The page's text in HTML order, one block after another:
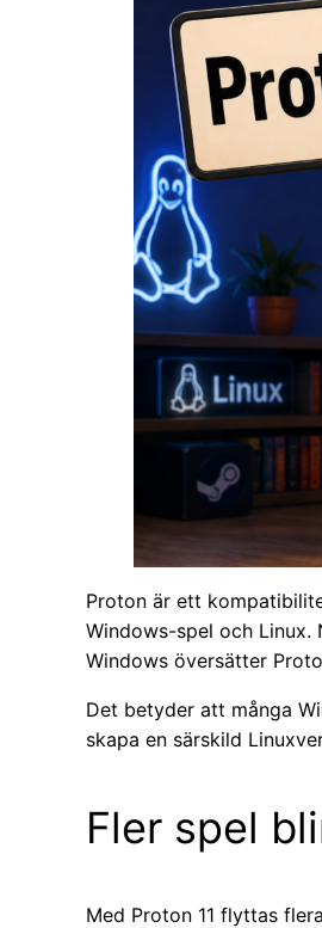
Proton är ett
Windows-spel och
Windows översätter
Det betyder att många
skapa en särskild
Fler spel
Med Proton 11 flyttas